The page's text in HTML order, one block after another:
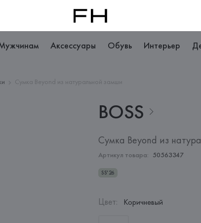
Аксессуары Обувь Интерьер
Сумка Beyond из натуральной замши
BOSS
Сумка Beyond из
Артикул товара: 50563347
SS'26
Цвет: Коричневый